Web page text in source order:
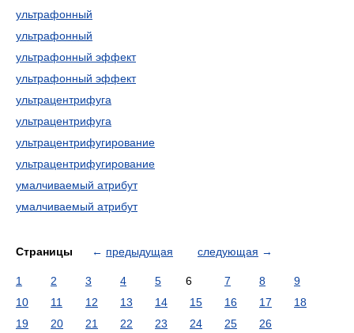
ультрафонный
ультрафонный
ультрафонный эффект
ультрафонный эффект
ультрацентрифуга
ультрацентрифуга
ультрацентрифугирование
ультрацентрифугирование
умалчиваемый атрибут
умалчиваемый атрибут
Страницы ← предыдущая следующая →
1 2 3 4 5 6 7 8
9
10
11 12 13 14 15 16 17
18
19
20 21 22 23 24 25 26